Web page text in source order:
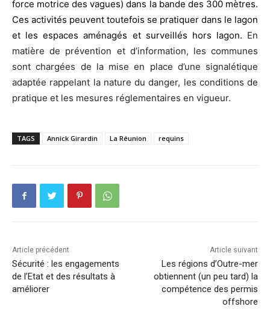
force motrice des vagues) dans la bande des 300 mètres.
Ces activités peuvent toutefois se pratiquer dans le lagon
et les espaces aménagés et surveillés hors lagon. En
matière de prévention et d’information, les communes
sont chargées de la mise en place d’une signalétique
adaptée rappelant la nature du danger, les conditions de
pratique et les mesures réglementaires en vigueur.
TAGS Annick Girardin La Réunion requins
Article précédent
Sécurité : les engagements
de l’Etat et des résultats à
améliorer
Article suivant
Les régions d’Outre-mer
obtiennent (un peu tard) la
compétence des permis
offshore